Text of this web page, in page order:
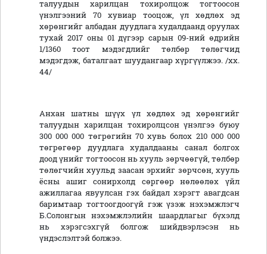
талуудын харилцан тохиролцож тогтоосон
үнэлгээний 70 хувиар тооцож, үл хөдлөх эд
хөрөнгийг албадан дуудлага худалдаанд оруулах
тухай 2017 оны 01 дүгээр сарын 09-ний өдрийн
1/1360 тоот мэдэгдлийг төлбөр төлөгчид
мэдэгдэж, баталгаат шуудангаар хүргүүлжээ. /хх.
44/
Анхан шатны шүүх үл хөдлөх эд хөрөнгийг
талуудын харилцан тохиролцсон үнэлгээ буюу
300 000 000 төгрөгийн 70 хувь болох 210 000 000
төгрөгөөр дуудлага худалдааны санал болгох
доод үнийг тогтоосон нь хууль зөрчөөгүй, төлбөр
төлөгчийн хуульд заасан эрхийг зөрчсөн, хууль
ёсны ашиг сонирхолд сөргөөр нөлөөлөх үйл
ажиллагаа явуулсан гэх байдал хэрэгт авагдсан
баримтаар тогтоогдоогүй гэж үзэж нэхэмжлэгч
Б.Солонгын нэхэмжлэлийн шаардлагыг бүхэлд
нь хэрэгсэхгүй болгож шийдвэрлэсэн нь
үндэслэлтэй болжээ.